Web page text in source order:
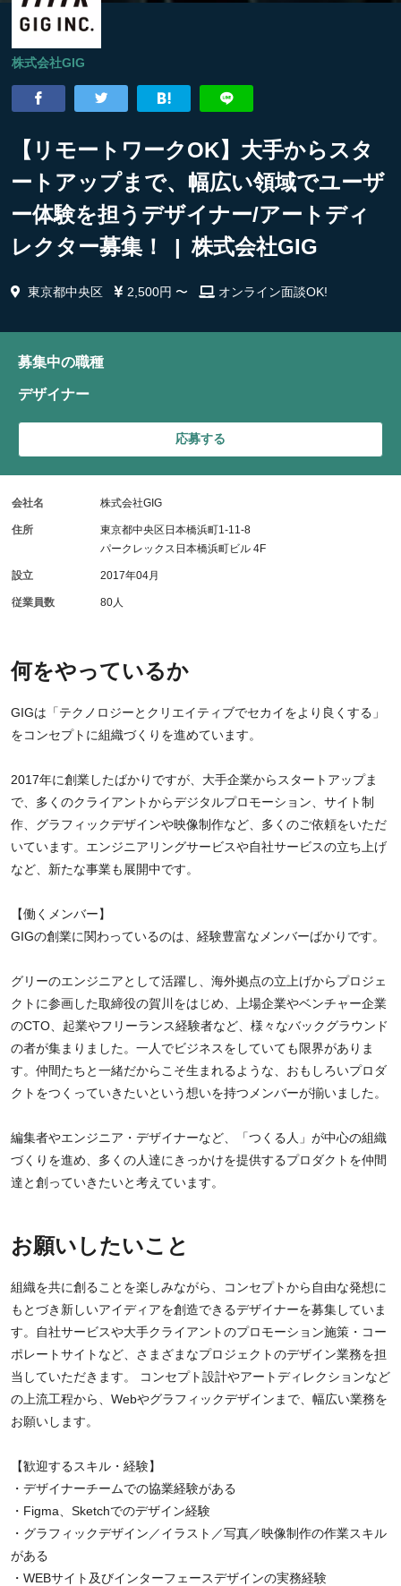
株式会社GIG
【リモートワークOK】大手からスタ
ートアップまで、幅広い領域でユーザ
ー体験を担うデザイナー/アートディ
レクター募集！ | 株式会社GIG
東京都中央区 2,500円 〜 オンライン面談OK!
何をやっているか
GIGは「テクノロジーとクリエイティブでセカイをより良くする」
をコンセプトに組織づくりを進めています。
2017年に創業したばかりですが、大手企業からスタートアップま
で、多くのクライアントからデジタルプロモーション、サイト制
作、グラフィックデザインや映像制作など、多くのご依頼をいただ
いています。エンジニアリングサービスや自社サービスの立ち上げ
など、新たな事業も展開中です。
【働くメンバー】
GIGの創業に関わっているのは、経験豊富なメンバーばかりです。
グリーのエンジニアとして活躍し、海外拠点の立上げからプロジェ
クトに参画した取締役の賀川をはじめ、上場企業やベンチャー企業
のCTO、起業やフリーランス経験者など、様々なバックグラウンド
の者が集まりました。一人でビジネスをしていても限界がありま
す。仲間たちと一緒だからこそ生まれるような、おもしろいプロダ
クトをつくっていきたいという想いを持つメンバーが揃いました。
編集者やエンジニア・デザイナーなど、「つくる人」が中心の組織
づくりを進め、多くの人達にきっかけを提供するプロダクトを仲間
達と創っていきたいと考えています。
お願いしたいこと
組織を共に創ることを楽しみながら、コンセプトから自由な発想に
もとづき新しいアイディアを創造できるデザイナーを募集していま
す。自社サービスや大手クライアントのプロモーション施策・コー
ポレートサイトなど、さまざまなプロジェクトのデザイン業務を担
当していただきます。 コンセプト設計やアートディレクションなど
の上流工程から、Webやグラフィックデザインまで、幅広い業務を
お願いします。
【歓迎するスキル・経験】
・デザイナーチームでの協業経験がある
・Figma、Sketchでのデザイン経験
・グラフィックデザイン／イラスト／写真／映像制作の作業スキル
がある
・WEBサイト及びインターフェースデザインの実務経験
募集中の職種
デザイナー
応募する
会社名 株式会社GIG
住所
東京都中央区日本橋浜町1-11-8
パークレックス日本橋浜町ビル 4F
設立 2017年04月
従業員数 80人